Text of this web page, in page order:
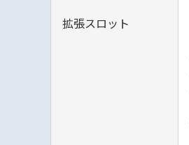
拡張スロット